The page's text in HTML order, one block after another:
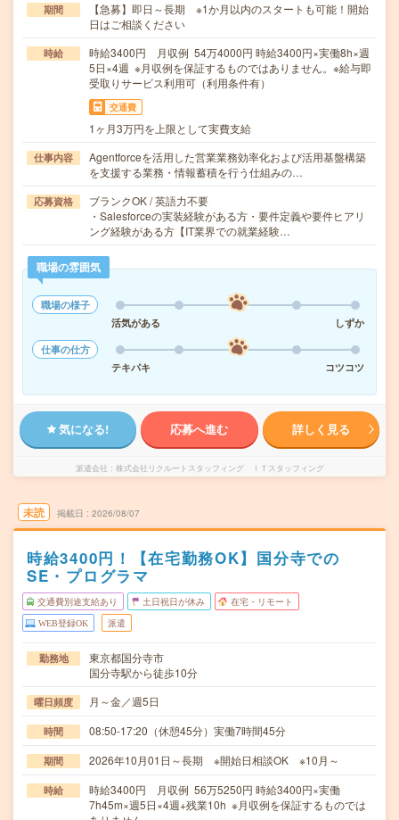
期間
【急募】即日～長期 ※1か月以内のスタートも可能！開始
日はご相談ください
時給
時給3400円 月収例 54万4000円 時給3400円×実働8h×週
5日×4週 ※月収例を保証するものではありません。※給与即
受取りサービス利用可（利用条件有）
交通費
1ヶ月3万円を上限として実費支給
仕事内容
Agentforceを活用した営業業務効率化および活用基盤構築
を支援する業務・情報蓄積を行う仕組みの…
応募資格
ブランクOK / 英語力不要
・Salesforceの実装経験がある方・要件定義や要件ヒアリ
ング経験がある方【IT業界での就業経験…
職場の雰囲気
職場の様子
活気がある
しずか
仕事の仕方
テキパキ
コツコツ
気になる! 応募へ進む 詳しく見る
派遣会社 株式会社リクルートスタッフィング ＩＴスタッフィング
未読 掲載日 2026/08/07
時給3400円！【在宅勤務OK】国分寺での
SE・プログラマ
交通費別途支給あり 土日祝日が休み 在宅・リモート
WEB登録OK 派遣
勤務地
東京都国分寺市
国分寺駅から徒歩10分
曜日頻度 月～金／週5日
時間 08:50-17:20（休憩45分）実働7時間45分
期間 2026年10月01日～長期 ※開始日相談OK ※10月～
時給
時給3400円 月収例 56万5250円 時給3400円×実働
7h45m×週5日×4週+残業10h ※月収例を保証するものでは